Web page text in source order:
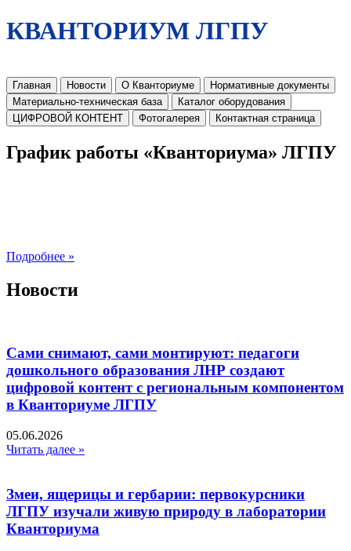
КВАНТОРИУМ ЛГПУ
Главная Новости О Кванториуме
Нормативные документы
Материально-техническая база
Каталог оборудования
ЦИФРОВОЙ КОНТЕНТ
Фотогалерея Контактная страница
График работы «Кванториума» ЛГПУ
Подробнее »
Новости
Сами снимают, сами монтируют: педагоги
дошкольного образования ЛНР создают
цифровой контент с региональным компонентом
в Кванториуме ЛГПУ​
05.06.2026
Читать далее »
Змеи, ящерицы и гербарии: первокурсники
ЛГПУ изучали живую природу в лаборатории
Кванториума